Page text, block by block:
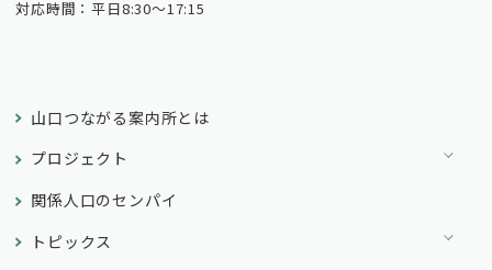
対応時間：平日8:30～17:15
山口つながる案内所とは
プロジェクト
関係人口のセンパイ
トピックス